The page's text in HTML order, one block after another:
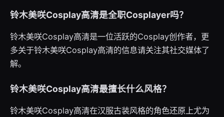
铃木美咲Cosplay高清是全职Cosplayer吗？
铃木美咲Cosplay高清是一位活跃的Cosplay创作者，更
多关于铃木美咲Cosplay高清的信息请关注其社交媒体了
解。
铃木美咲Cosplay高清最擅长什么风格？
铃木美咲Cosplay高清在汉服古装风格的角色还原上尤为